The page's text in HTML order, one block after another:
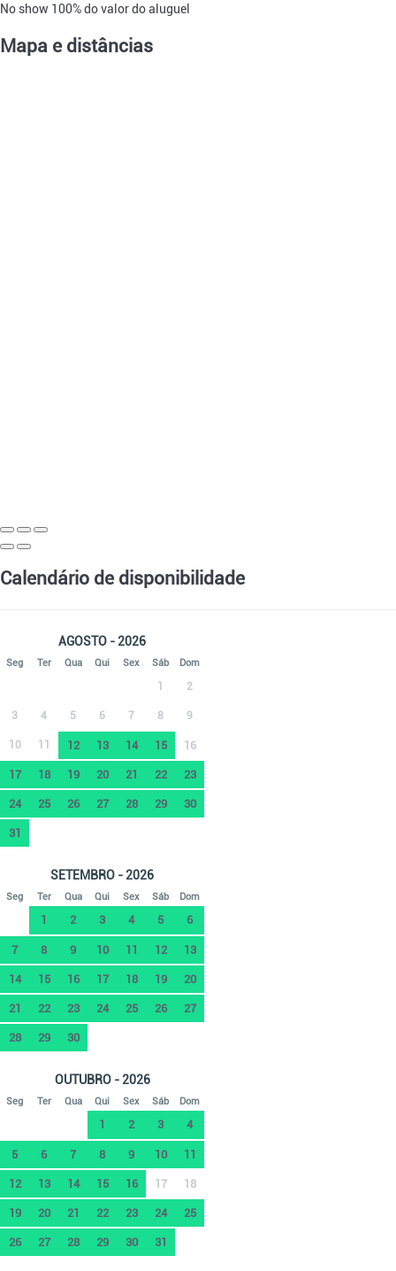
No show 100% do valor do aluguel
Mapa e distâncias
Calendário de disponibilidade
AGOSTO - 2026
Seg Ter Qua Qui Sex Sáb Dom
1 2
3 4 5 6 7 8 9
10 11 12 13 14 15 16
17 18 19 20 21 22 23
24 25 26 27 28 29 30
31
SETEMBRO - 2026
Seg Ter Qua Qui Sex Sáb Dom
1 2 3 4 5 6
7 8 9 10 11 12 13
14 15 16 17 18 19 20
21 22 23 24 25 26 27
28 29 30
OUTUBRO - 2026
Seg Ter Qua Qui Sex Sáb Dom
1 2 3 4
5 6 7 8 9 10 11
12 13 14 15 16 17 18
19 20 21 22 23 24 25
26 27 28 29 30 31